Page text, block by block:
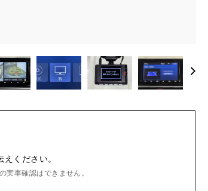
ください。
車確認はできません。